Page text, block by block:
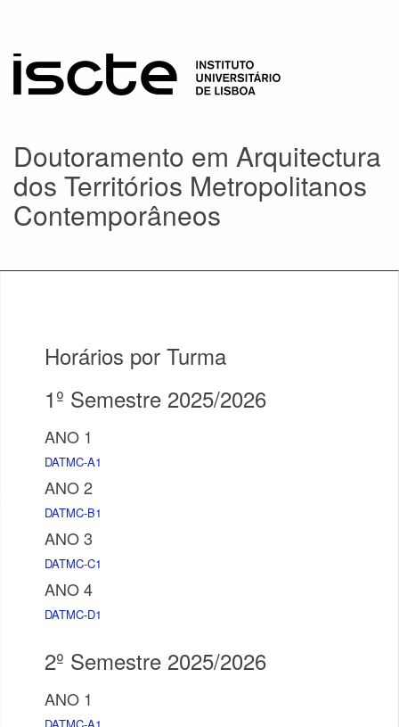
Doutoramento em Arquitectura
dos Territórios Metropolitanos
Contemporâneos
Horários por Turma
1º Semestre 2025/2026
ANO 1
DATMC-A1
ANO 2
DATMC-B1
ANO 3
DATMC-C1
ANO 4
DATMC-D1
2º Semestre 2025/2026
ANO 1